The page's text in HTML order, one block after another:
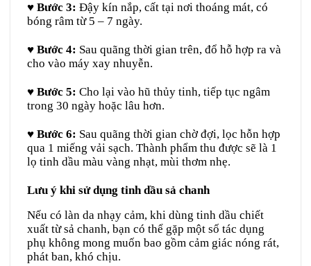
♥ Bước 3: Đậy kín nắp, cất tại nơi thoáng mát, có
bóng râm từ 5 – 7 ngày.
♥ Bước 4: Sau quãng thời gian trên, đổ hỗ hợp ra và
cho vào máy xay nhuyễn.
♥ Bước 5: Cho lại vào hũ thủy tinh, tiếp tục ngâm
trong 30 ngày hoặc lâu hơn.
♥ Bước 6: Sau quãng thời gian chờ đợi, lọc hỗn hợp
qua 1 miếng vải sạch. Thành phẩm thu được sẽ là 1
lọ tinh dầu màu vàng nhạt, mùi thơm nhẹ.
Lưu ý khi sử dụng tinh dầu sả chanh
Nếu có làn da nhạy cảm, khi dùng tinh dầu chiết
xuất từ sả chanh, bạn có thể gặp một số tác dụng
phụ không mong muốn bao gồm cảm giác nóng rát,
phát ban, khó chịu.